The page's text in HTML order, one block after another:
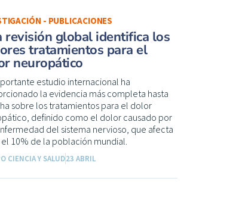
- PUBLICACIONES
revisión global identifica los
tratamientos para el
neuropático
estudio internacional ha
la evidencia más completa hasta
sobre los tratamientos para el dolor
definido como el dolor causado por
del sistema nervioso, que afecta
el 10% de la población mundial.
CIENCIA Y SALUD23 ABRIL